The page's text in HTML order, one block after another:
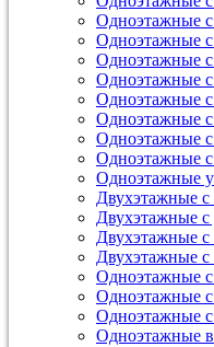
Одноэтажные
Одноэтажные
Одноэтажные с
Одноэтажные с
Одноэтажные с
Одноэтажные
Одноэтажные
Одноэтажные
Одноэтажные
Двухэтажные
Двухэтажные
Двухэтажные
Двухэтажные
Одноэтажные
Одноэтажные
Одноэтажные
Одноэтажные в